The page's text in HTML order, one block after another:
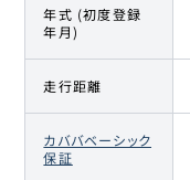
年式 (初度登録
年月)
走行距離
カババベーシック
保証